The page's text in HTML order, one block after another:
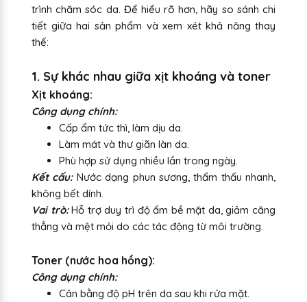
trình chăm sóc da. Để hiểu rõ hơn, hãy so sánh chi
tiết giữa hai sản phẩm và xem xét khả năng thay
thế:
1. Sự khác nhau giữa xịt khoáng và toner
Xịt khoáng:
Công dụng chính:
Cấp ẩm tức thì, làm dịu da.
Làm mát và thư giãn làn da.
Phù hợp sử dụng nhiều lần trong ngày.
Kết cấu: Nước dạng phun sương, thẩm thấu nhanh,
không bết dính.
Vai trò:Hỗ trợ duy trì độ ẩm bề mặt da, giảm căng
thẳng và mệt mỏi do các tác động từ môi trường.
Toner (nước hoa hồng):
Công dụng chính:
Cân bằng độ pH trên da sau khi rửa mặt.